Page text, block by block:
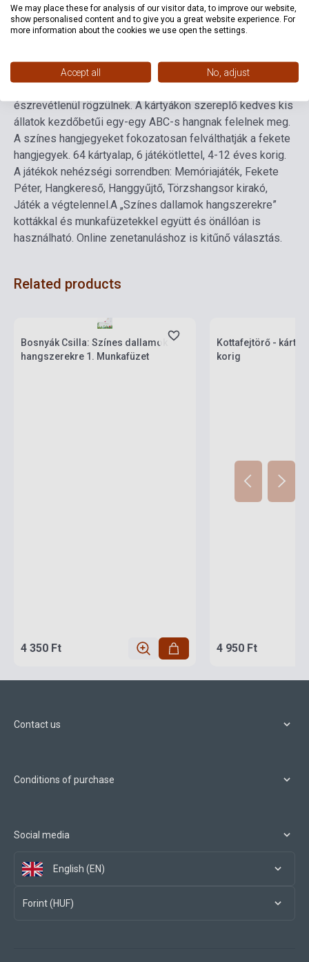
Detailed description Related links Reviews
hangokat jegyzik meg könnyedén a kicsik, de a
észrevétlenül rögzülnek. A kártyákon szereplő kedves kis
állatok kezdőbetűi egy-egy ABC-s hangnak felelnek meg.
A színes hangjegyeket fokozatosan felválthatják a fekete
hangjegyek. 64 kártyalap, 6 játékötlettel, 4-12 éves korig.
A játékok nehézségi sorrendben: Memóriajáték, Fekete
Péter, Hangkereső, Hanggyűjtő, Törzshangsor kirakó,
Játék a végtelennel.A „Színes dallamok hangszerekre”
kottákkal és munkafüzetekkel együtt és önállóan is
használható. Online zenetanuláshoz is kitűnő választás.
Related products
Bosnyák Csilla: Színes dallamok
hangszerekre 1. Munkafüzet
4 350 Ft
Kottafejtörő -
korig
4 950 Ft
Contact us
Conditions of purchase
Social media
English (EN)
Forint (HUF)
We may place these for analysis of our visitor data, to improve our website,
show personalised content and to give you a great website experience. For
more information about the cookies we use open the settings.
Accept all No, adjust